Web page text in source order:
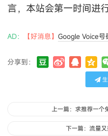
言，本站会第一时间进
AD： 【好消息】 Google Voice号
分享到：
生
上一篇：求推荐一
下一篇：流量